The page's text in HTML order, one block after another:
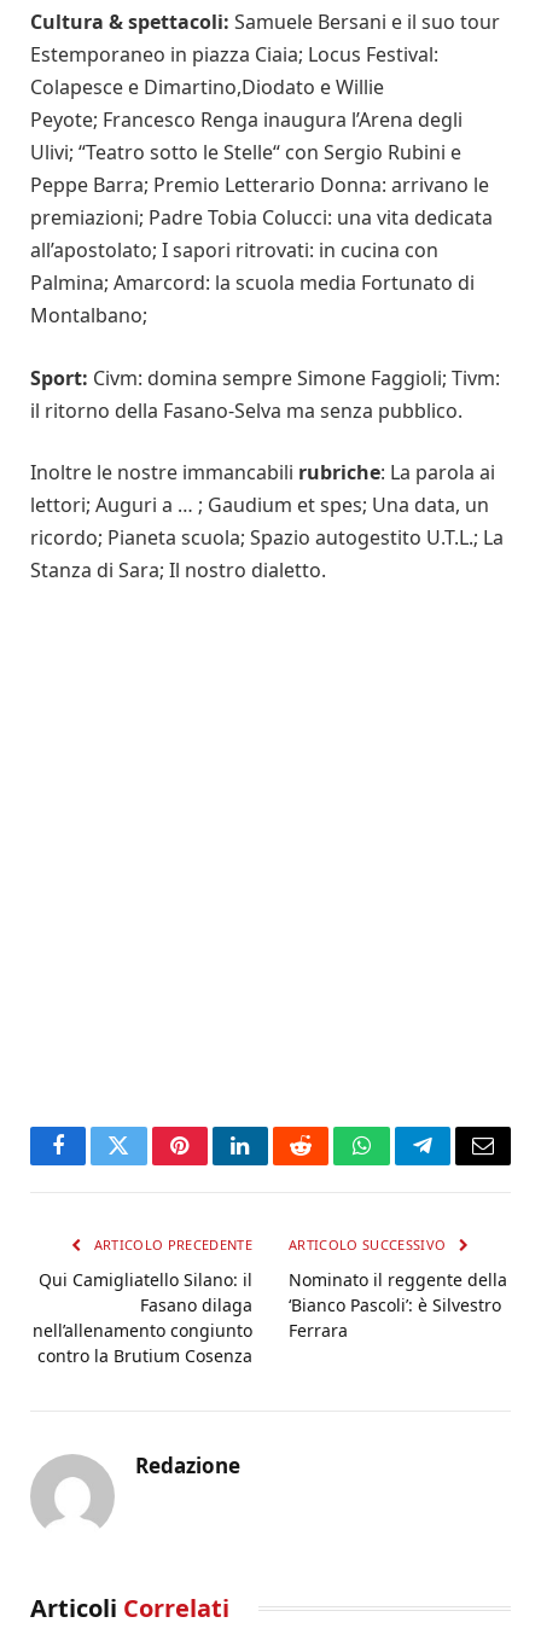
Cultura & spettacoli: Samuele Bersani e il suo tour
Estemporaneo in piazza Ciaia; Locus Festival:
Colapesce e Dimartino,Diodato e Willie
Peyote; Francesco Renga inaugura l’Arena degli
Ulivi; “Teatro sotto le Stelle“ con Sergio Rubini e
Peppe Barra; Premio Letterario Donna: arrivano le
premiazioni; Padre Tobia Colucci: una vita dedicata
all’apostolato; I sapori ritrovati: in cucina con
Palmina; Amarcord: la scuola media Fortunato di
Montalbano;
Sport: Civm: domina sempre Simone Faggioli; Tivm:
il ritorno della Fasano-Selva ma senza pubblico.
Inoltre le nostre immancabili rubriche: La parola ai
lettori; Auguri a … ; Gaudium et spes; Una data, un
ricordo; Pianeta scuola; Spazio autogestito U.T.L.; La
Stanza di Sara; Il nostro dialetto.
FacebookTwitterPinterestLinkedInRedditWhatsAppTelegramEmail
ARTICOLO PRECEDENTE
Qui Camigliatello Silano: il
Fasano dilaga
nell’allenamento congiunto
contro la Brutium Cosenza
ARTICOLO SUCCESSIVO
Nominato il reggente della
‘Bianco Pascoli’: è Silvestro
Ferrara
Redazione
Articoli Correlati